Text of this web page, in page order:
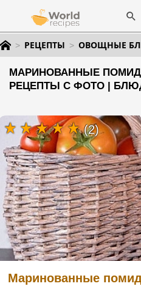
РЕЦЕПТЫ ОВОЩНЫЕ
МАРИНОВАННЫЕ
РЕЦЕПТЫ С ФОТО |
Маринованные
(2)